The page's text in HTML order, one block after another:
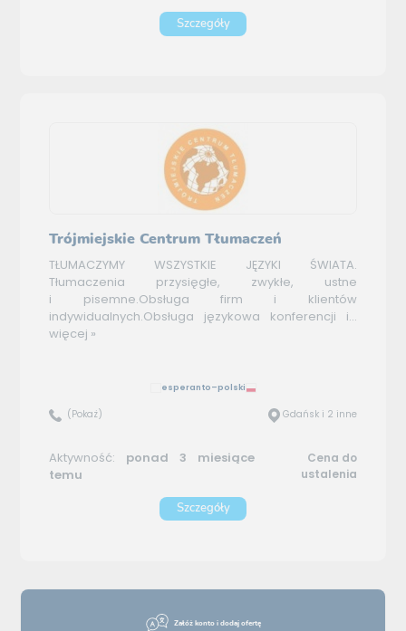
Załóż konto i dodaj ofertę
Szczegóły
Trójmiejskie Centrum Tłumaczeń
TŁUMACZYMY WSZYSTKIE JĘZYKI ŚWIATA.
Tłumaczenia przysięgłe, zwykłe, ustne
i pisemne.Obsługa firm i klientów
indywidualnych.Obsługa językowa konferencji i...
więcej »
esperanto–polski
(Pokaż) Gdańsk i 2 inne
Aktywność: ponad 3 miesiące
temu
Cena do
ustalenia
Szczegóły